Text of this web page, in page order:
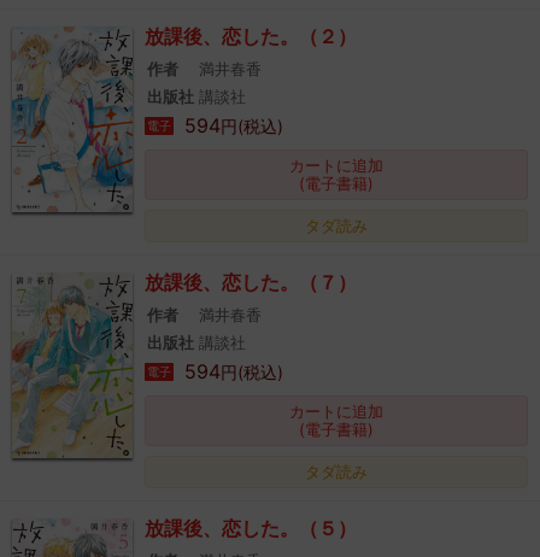
放課後、恋した。（２）
作者
満井春香
出版社 講談社
電子 594円(税込)
カートに追加
(電子書籍)
タダ読み
放課後、恋した。（７）
作者
満井春香
出版社 講談社
電子 594円(税込)
カートに追加
(電子書籍)
タダ読み
放課後、恋した。（５）